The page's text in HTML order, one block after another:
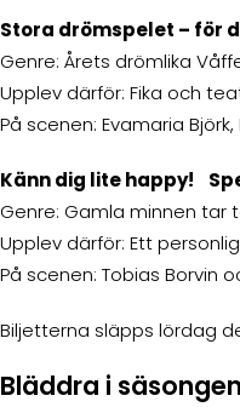
Stora drömspelet – för
Genre: Årets drömlika
Upplev därför: Fika och
På scenen: Evamaria Björk,
Känn dig lite happy!
Genre: Gamla minnen tar
Upplev därför: Ett
På scenen: Tobias Borvin
Biljetterna släpps lördag
Bläddra i